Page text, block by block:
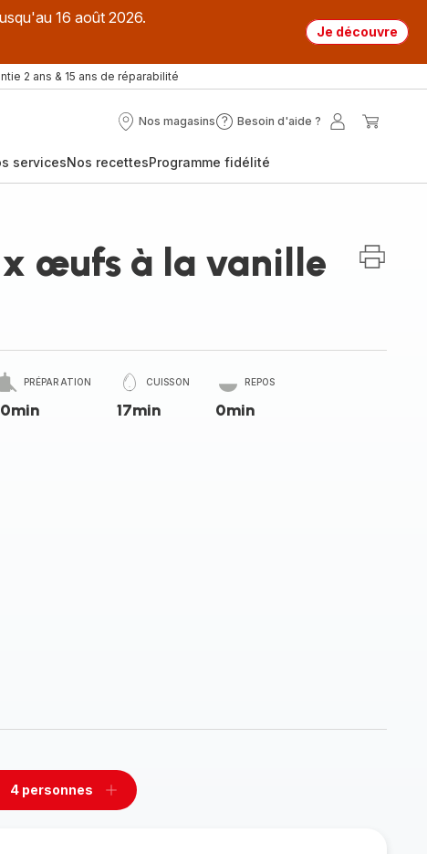
16 août 2026.
Je découvre
2 ans & 15 ans de réparabilité
Nos magasins
Nos
Besoin d'aide ?
Besoin
?
Mon
servicesNos recettesProgramme fidélité
œufs à la vanille
PRÉPARATION CUISSON
17min
REPOS
0min
4 personnes
Ajouter